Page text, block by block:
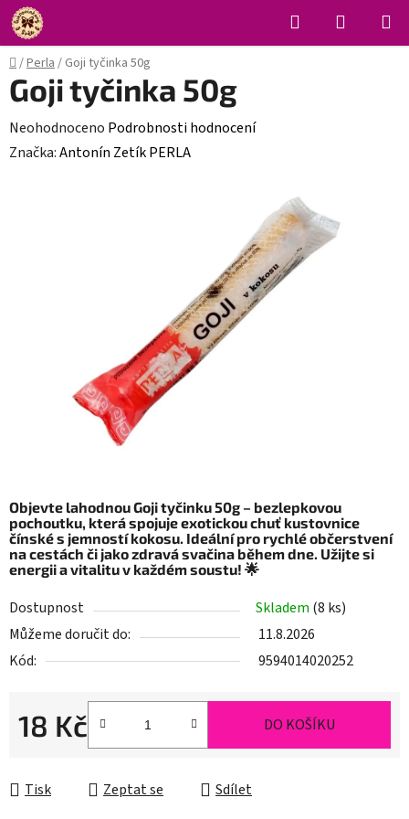
Přejít
na
obsah
Hledat
KOŠÍK
Domů
/Perla/ Goji tyčinka 50g
Objevte lahodnou Goji tyčinku 50g – bezlepkovou
pochoutku, která spojuje exotickou chuť kustovnice
čínské s jemností kokosu. Ideální pro rychlé občerstvení
na cestách či jako zdravá svačina během dne. Užijte si
energii a vitalitu v každém soustu! 🌟
Dostupnost Skladem (8 ks)
Můžeme doručit do:
11.8.2026
Kód:
9594014020252
18 Kč
Měrná cena:
DO KOŠÍKU
Tisk Zeptat se Sdílet
Goji tyčinka 50g
Průměrné
hodnocení
Neohodnoceno Podrobnosti hodnocení
Značka:Antonín Zetík PERLA